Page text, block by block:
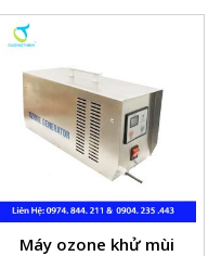
Máy ozone khử mùi